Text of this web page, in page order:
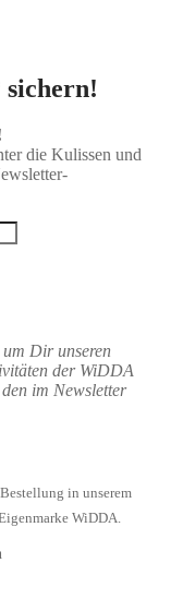
die Kulissen und
Dir unseren
der WiDDA
im Newsletter
in unserem
WiDDA.